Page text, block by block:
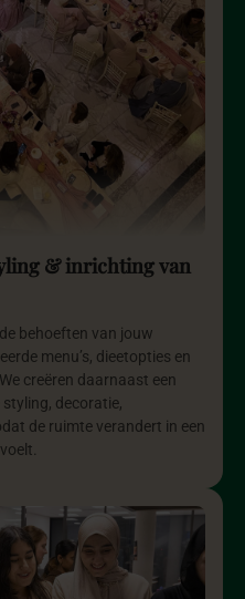
& inrichting van
behoeften van jouw
menu’s, dieetopties en
creëren daarnaast een
decoratie,
de ruimte verandert in een